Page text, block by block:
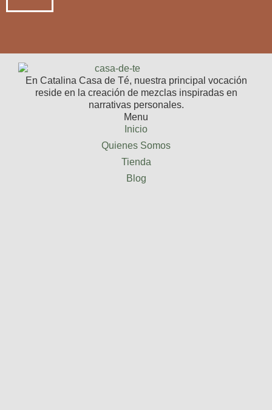
Menu
Inicio
Quienes Somos
Tienda
Blog
En Catalina Casa de Té, nuestra principal vocación
reside en la creación de mezclas inspiradas en
narrativas personales.